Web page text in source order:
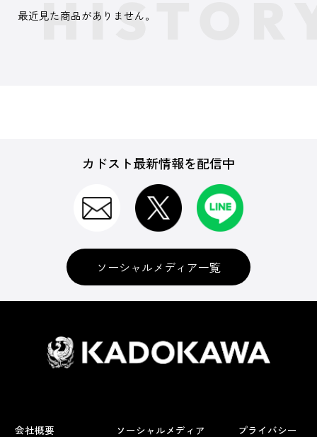
最近見た商品がありません。
カドスト最新情報を配信中
ソーシャルメディア一覧
会社概要 ソーシャルメディア
プライバシー